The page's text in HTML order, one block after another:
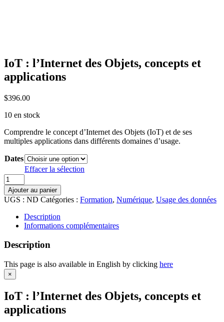
IoT : l’Internet des Objets, concepts et
applications
$396.00
10 en stock
Comprendre le concept d’Internet des Objets (IoT) et de ses
multiples applications dans différents domaines d’usage.
Dates
Effacer la sélection
quantité
de
IoT
l’Internet
Objets,
concepts
et
Ajouter au panier
UGS : ND Catégories : Formation, Numérique, Usage des données
Description
Informations complémentaires
Description
This page is also available in English by clicking here
×
IoT : l’Internet des Objets, concepts et
applications